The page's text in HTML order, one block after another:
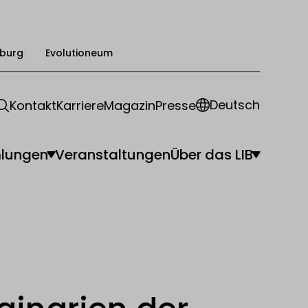
Evolutioneum
VeranstaltungenÜber das LIB
KontaktKarriereMagazinPresse Deutsch